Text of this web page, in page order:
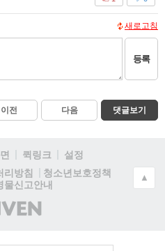
새로고침
등록
이전 다음 댓글보기
퀵링크
설정
리방침
청소년보호정책
물신고안내
(주)
인
▲